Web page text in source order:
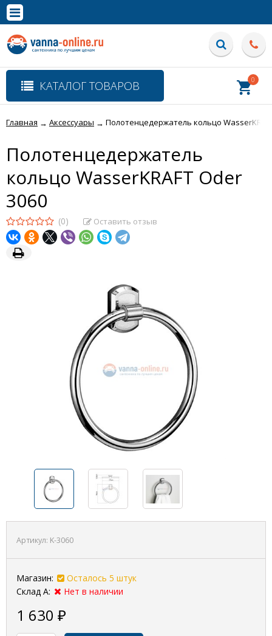
Полная версия сайта
КАТАЛОГ ТОВАРОВ 0
Главная → Аксессуары → Полотенцедержатель кольцо
Полотенцедержатель
кольцо WasserKRAFT Oder
3060
(0) Оставить отзыв
Артикул: K-3060
Магазин:
Осталось 5 штук
Склад А:
Нет в наличии
1 630 ₽